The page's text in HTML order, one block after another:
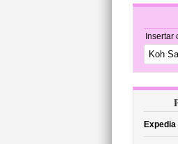
Insertar
Expedia